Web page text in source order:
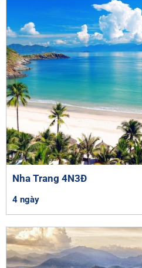
Nha Trang 4N3Đ
4 ngày